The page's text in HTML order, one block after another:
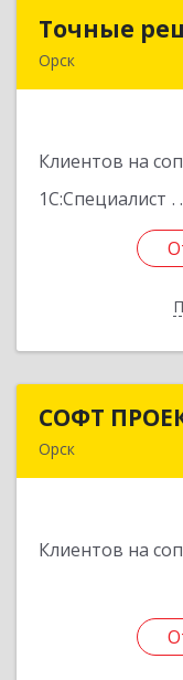
Точные
Орск
Клиентов на
1С:Специалист
СОФТ
Орск
Клиентов на